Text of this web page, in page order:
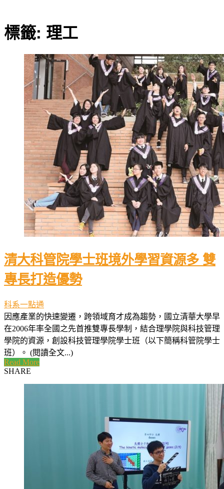
標籤: 理工
清大科管院學士班境外學習資源多 雙
專長打造優勢
科系一點通
因應產業的快速變遷，跨領域育才成為趨勢，國立清華大學早
在2006年率全國之先首推雙專長學制，結合理學院與科技管理
學院的資源，創設科技管理學院學士班（以下簡稱科管院學士
班）。 (閱讀全文...)
Read More
SHARE